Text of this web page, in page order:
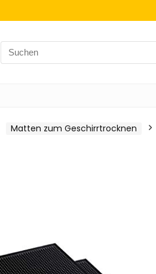
Search
for:
Matten zum Geschirrtrocknen